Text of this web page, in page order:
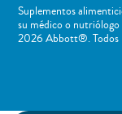
Suplementos
su médico o nutriólogo
2026 Abbott®. Todos